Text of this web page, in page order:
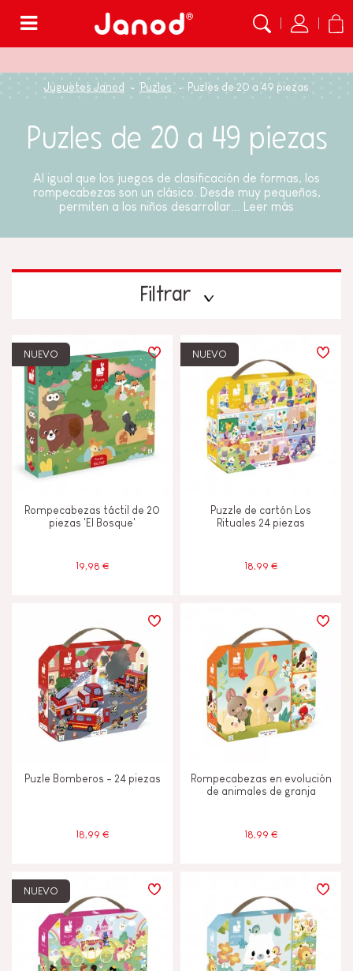
Juguetes Janod Puzles Puzles de 20 a 49 piezas
Puzles de 20 a 49 piezas
Al igual que los juegos de clasificación de formas, los
rompecabezas son un clásico. Desde muy pequeños,
permiten a los niños desarrollar...
Leer más
Filtrar
TIPOS DE APRENDIZAJE
Construir y diseñar
Descubrir y experimentar
Intercambiar y compartir
Tocar, mirar y escuchar
CARACTERÍSTICAS
Tinta vegetal
EDADES
2-3 2 - 3 años
NUEVO
Rompecabezas táctil de 20
piezas 'El Bosque'
19,98 €
NUEVO
Puzzle de cartón Los
Rituales 24 piezas
18,99 €
Puzle Bomberos - 24 piezas
18,99 €
Rompecabezas en evolución
de animales de granja
18,99 €
NUEVO